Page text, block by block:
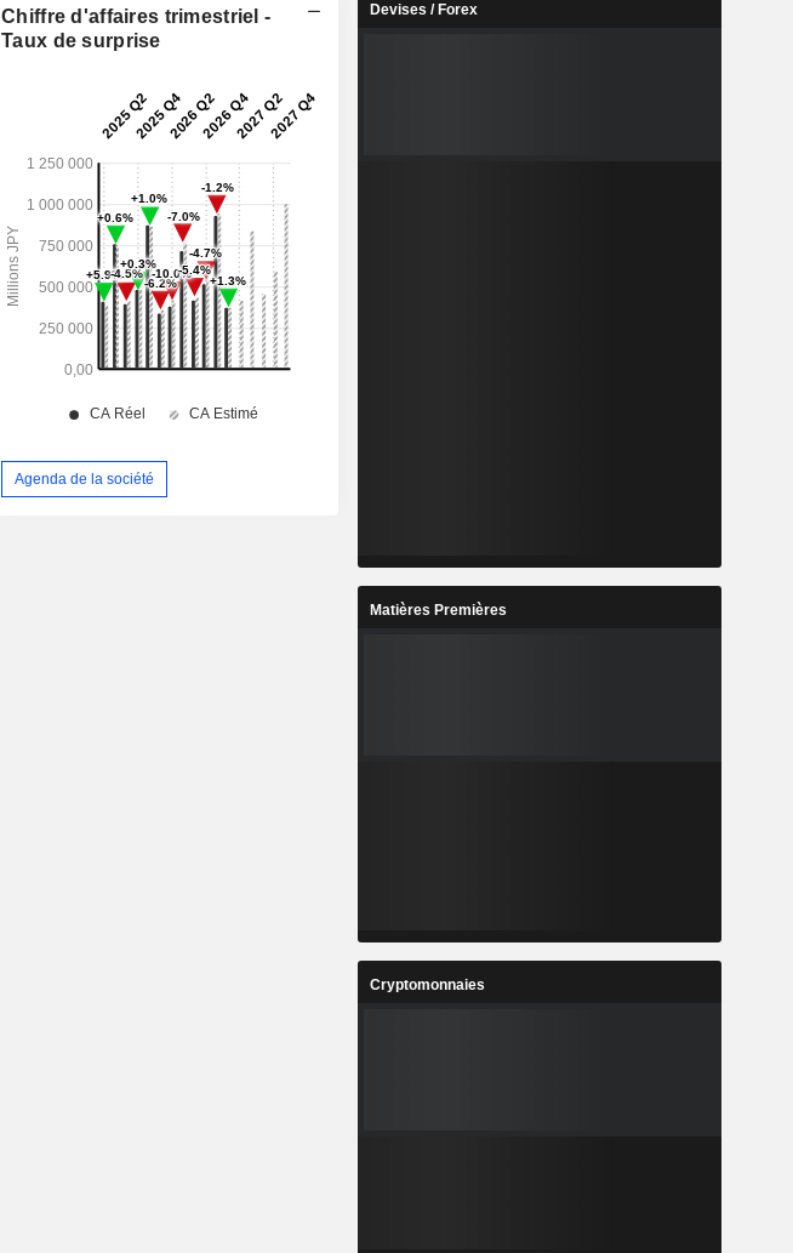
Chiffre d'affaires trimestriel -
Taux de surprise
Agenda de la société
Devises / Forex
Matières Premières
Cryptomonnaies